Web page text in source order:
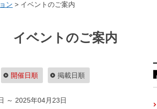
ン > イベントのご案内
イベントのご案内
掲載日順
開催日順
～ 2025年04月23日